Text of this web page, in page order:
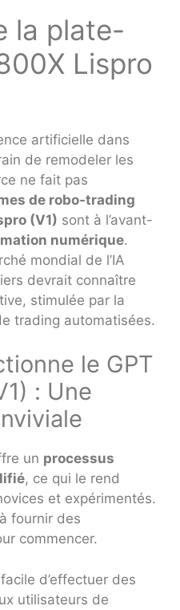
la plate-
Lispro
artificielle dans
de remodeler les
ne fait pas
de robo-trading
(V1) sont à l’avant-
numérique.
mondial de l’IA
devrait connaître
stimulée par la
trading automatisées.
le GPT
: Une
un processus
, ce qui le rend
et expérimentés.
fournir des
commencer.
d’effectuer des
utilisateurs de